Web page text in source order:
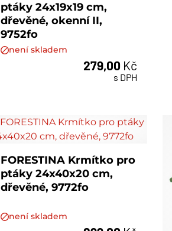
ptáky 24x19x19 cm,
dřevěné, okenní II,
9752fo
není skladem
279,00 Kč
s DPH
FORESTINA Krmítko pro
ptáky 24x40x20 cm,
dřevěné, 9772fo
není skladem